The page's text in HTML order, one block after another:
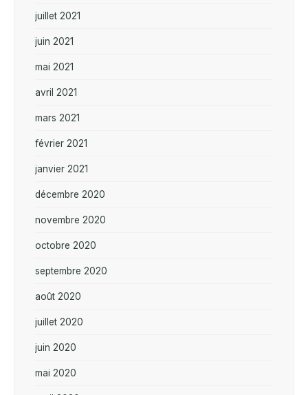
juillet 2021
juin 2021
mai 2021
avril 2021
mars 2021
février 2021
janvier 2021
décembre 2020
novembre 2020
octobre 2020
septembre 2020
août 2020
juillet 2020
juin 2020
mai 2020